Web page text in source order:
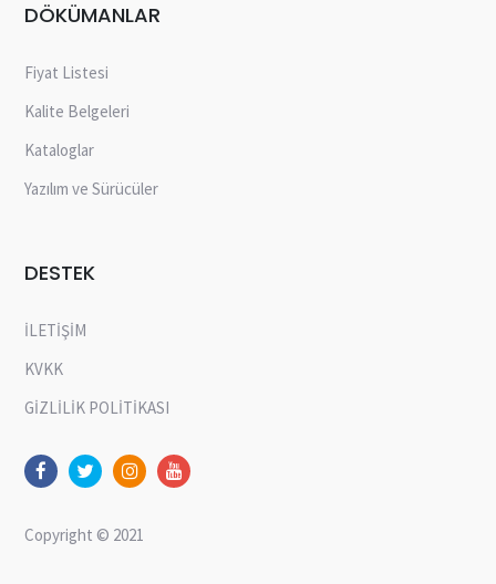
DÖKÜMANLAR
Fiyat Listesi
Kalite Belgeleri
Kataloglar
Yazılım ve Sürücüler
DESTEK
İLETİŞİM
KVKK
GİZLİLİK POLİTİKASI
Copyright © 2021